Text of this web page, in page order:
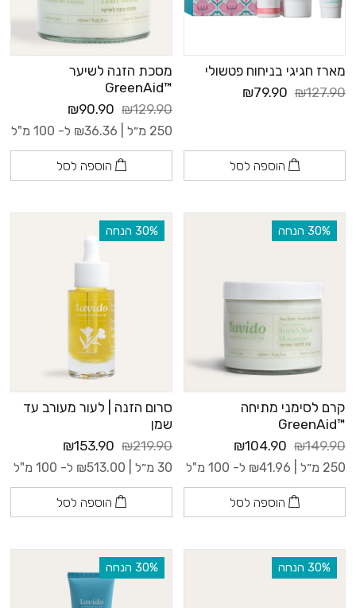
מארז חגיגי בניחוח פטשולי
₪127.90
₪79.90
הוספה לסל
מסכת הזנה לשיער
™GreenAid
₪129.90
₪90.90
250 מ״ל | ₪36.36 ל- 100 מ"ל
הוספה לסל
‫30% הנחה
קרם לסימני מתיחה
™GreenAid
₪149.90
₪104.90
250 מ״ל | ₪41.96 ל- 100 מ"ל
הוספה לסל
‫30% הנחה
סרום הזנה | לעור מעורב עד
שמן
₪219.90
₪153.90
30 מ״ל | ₪513.00 ל- 100 מ"ל
הוספה לסל
‫30% הנחה ‫30% הנחה